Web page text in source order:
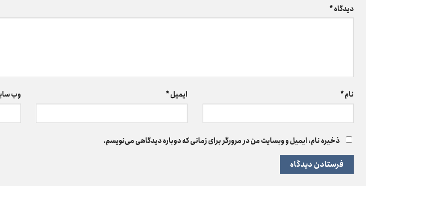
دیدگاه*
نام* ایمیل* وب‌
ذخیره نام، ایمیل و وبسایت من در مرورگر برای زمانی که دوباره دیدگاهی می‌نویسم.